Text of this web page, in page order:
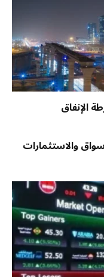
الإنفاق
والاستثمارات